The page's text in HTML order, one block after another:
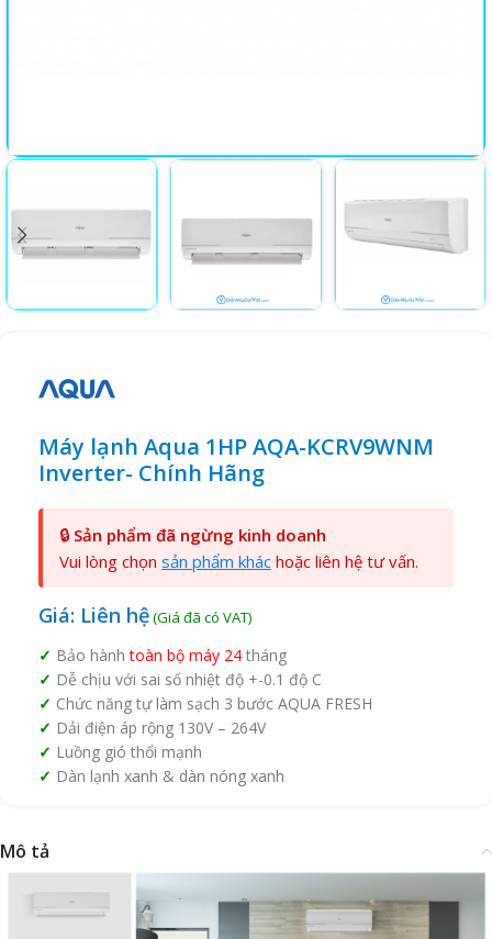
Máy lạnh Aqua 1HP AQA-KCRV9WNM
Inverter- Chính Hãng
🔒 Sản phẩm đã ngừng kinh doanh
Vui lòng chọn sản phẩm khác hoặc liên hệ tư vấn.
Giá: Liên hệ
Bảo hành toàn bộ máy 24 tháng
Dễ chịu với sai số nhiệt độ +-0.1 độ C
Chức năng tự làm sạch 3 bước AQUA FRESH
Dải điện áp rộng 130V – 264V
Luồng gió thổi mạnh
Dàn lạnh xanh & dàn nóng xanh
Mô tả